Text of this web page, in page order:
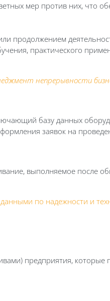
мер против них, что
продолжением
практического
непрерывности
базу данных
заявок на
выполняемое после
по надежности и
предприятия, которые